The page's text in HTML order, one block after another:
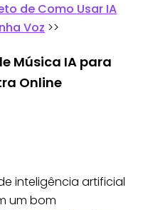
de Como Usar IA
Voz >>
Música IA para
Online
inteligência artificial
um bom